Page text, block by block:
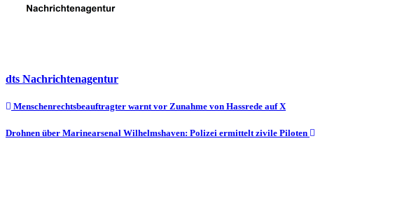
dts Nachrichtenagentur
Beitragsnavigation
Menschenrechtsbeauftragter warnt vor Zunahme von Hassrede auf X
Drohnen über Marinearsenal Wilhelmshaven: Polizei ermittelt zivile Piloten